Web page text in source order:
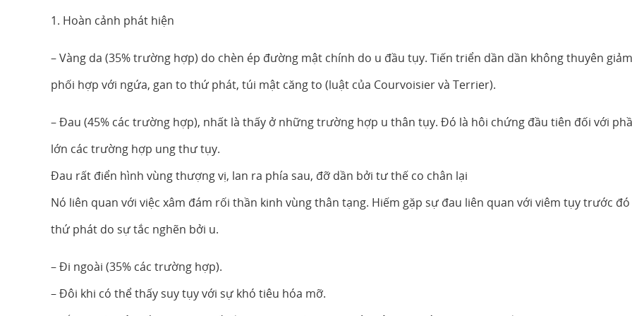
1. Hoàn cảnh phát hiện
– Vàng da (35% trường hợp) do chèn ép đường mật chính do u đầu tụy. Tiến triển dần dần không thuyên
phối hợp với ngứa, gan to thứ phát, túi mật căng to (luật của Courvoisier và Terrier).
– Đau (45% các trường hợp), nhất là thấy ở những trường hợp u thân tụy. Đó là hôi chứng đầu tiên đối với
lớn các trường hợp ung thư tụy.
Đau rất điển hình vùng thượng vị, lan ra phía sau, đỡ dần bởi tư thế co chân lại
Nó liên quan với việc xâm đám rối thần kinh vùng thân tạng. Hiếm gặp sự đau liên quan với viêm tụy trước đó
thứ phát do sự tắc nghẽn bởi u.
– Đi ngoài (35% các trường hợp).
– Đôi khi có thể thấy suy tụy với sự khó tiêu hóa mỡ.